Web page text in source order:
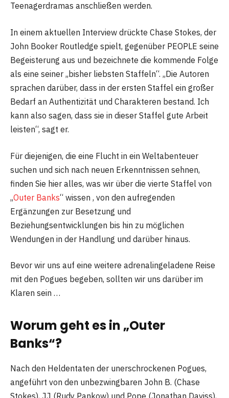
Teenagerdramas anschließen werden.
In einem aktuellen Interview drückte Chase Stokes, der
John Booker Routledge spielt, gegenüber PEOPLE seine
Begeisterung aus und bezeichnete die kommende Folge
als eine seiner „bisher liebsten Staffeln“. „Die Autoren
sprachen darüber, dass in der ersten Staffel ein großer
Bedarf an Authentizität und Charakteren bestand. Ich
kann also sagen, dass sie in dieser Staffel gute Arbeit
leisten“, sagt er.
Für diejenigen, die eine Flucht in ein Weltabenteuer
suchen und sich nach neuen Erkenntnissen sehnen,
finden Sie hier alles, was wir über die vierte Staffel von
„Outer Banks“ wissen , von den aufregenden
Ergänzungen zur Besetzung und
Beziehungsentwicklungen bis hin zu möglichen
Wendungen in der Handlung und darüber hinaus.
Bevor wir uns auf eine weitere adrenalingeladene Reise
mit den Pogues begeben, sollten wir uns darüber im
Klaren sein …
Worum geht es in „Outer
Banks“?
Nach den Heldentaten der unerschrockenen Pogues,
angeführt von den unbezwingbaren John B. (Chase